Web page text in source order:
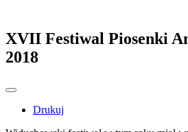
XVII Festiwal Piosenki
2018
Drukuj